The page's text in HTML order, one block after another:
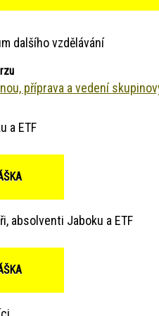
dalšího vzdělávání
příprava a vedení
a ETF
absolventi Jaboku a ETF